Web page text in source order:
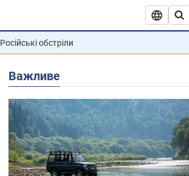
Російські обстріли
Важливе